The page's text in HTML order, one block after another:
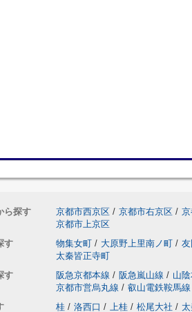
ら探す 京都市西京区 / 京都市右京区 /
京都市上京区
す
物集女町 / 大原野上里南ノ町 / 友
太秦皆正寺町
す
阪急京都本線 / 阪急嵐山線 / 山
京都市営烏丸線 / 叡山電鉄鞍馬線
桂 / 洛西口 / 上桂 / 松尾大社 / 太